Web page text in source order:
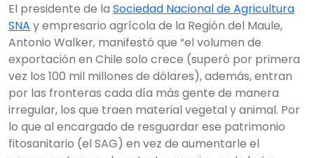
El presidente de la Sociedad Nacional de Agricultura
SNA y empresario agrícola de la Región del Maule,
Antonio Walker, manifestó que “el volumen de
exportación en Chile solo crece (superó por primera
vez los 100 mil millones de dólares), además, entran
por las fronteras cada día más gente de manera
irregular, los que traen material vegetal y animal. Por
lo que al encargado de resguardar ese patrimonio
fitosanitario (el SAG) en vez de aumentarle el